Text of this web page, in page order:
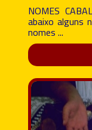
NOMES
abaixo alguns
nomes ...